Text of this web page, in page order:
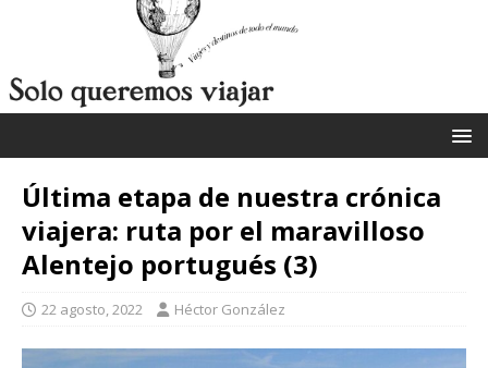
Última etapa de nuestra crónica
viajera: ruta por el maravilloso
Alentejo portugués (3)
22 agosto, 2022 Héctor González